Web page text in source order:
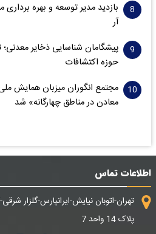
بازدید مدیر توسعه و بهره برداری
آر
پیشگامان شناسایی ذخایر معدنی؛
حوزه اکتشافات‌
مجتمع انگوران میزبان همایش
معادن در مناطق چهارگانه» شد
اطلاعات تماس
تهران-اتوبان نیایش-ایرانپارس-
پلاک 14 واحد 7